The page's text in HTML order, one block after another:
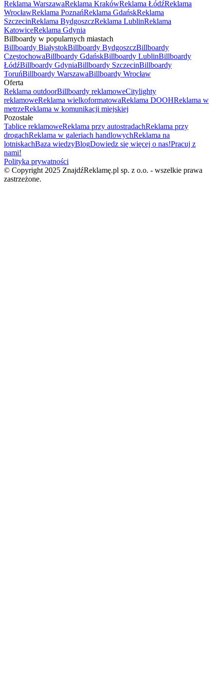
Reklama WarszawaReklama KrakówReklama ŁódźReklama
WrocławReklama PoznańReklama GdańskReklama
SzczecinReklama BydgoszczReklama LublinReklama
KatowiceReklama Gdynia
Billboardy w popularnych miastach
Billboardy BiałystokBillboardy BydgoszczBillboardy
CzęstochowaBillboardy GdańskBillboardy LublinBillboardy
ŁódźBillboardy GdyniaBillboardy SzczecinBillboardy
ToruńBillboardy WarszawaBillboardy Wrocław
Oferta
Reklama outdoorBillboardy reklamoweCitylighty
reklamoweReklama wielkoformatowaReklama DOOHReklama w
metrzeReklama w komunikacji miejskiej
Pozostałe
Tablice reklamoweReklama przy autostradachReklama przy
drogachReklama w galeriach handlowychReklama na
lotniskachBaza wiedzyBlogDowiedz się więcej o nas!Pracuj z
nami!
Polityka prywatności
© Copyright 2025 ZnajdźReklamę.pl sp. z o.o. - wszelkie prawa
zastrzeżone.